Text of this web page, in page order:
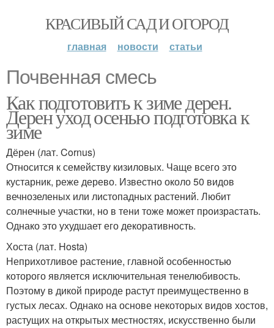
КРАСИВЫЙ САД И ОГОРОД
главная новости статьи
Почвенная смесь
Как подготовить к зиме дерен.
Дерен уход осенью подготовка к
зиме
Дёрен (лат. Cornus)
Относится к семейству кизиловых. Чаще всего это
кустарник, реже дерево. Известно около 50 видов
вечнозеленых или листопадных растений. Любит
солнечные участки, но в тени тоже может произрастать.
Однако это ухудшает его декоративность.
Хоста (лат. Hosta)
Неприхотливое растение, главной особенностью
которого является исключительная тенелюбивость.
Поэтому в дикой природе растут преимущественно в
густых лесах. Однако на основе некоторых видов хостов,
растущих на открытых местностях, искусственно были